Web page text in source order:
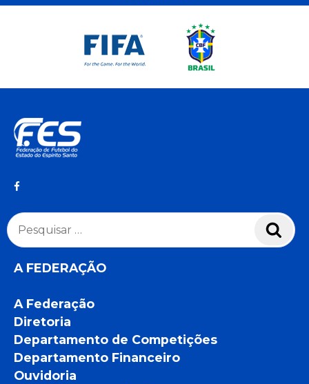
Pesquisar
por:
A FEDERAÇÃO
A Federação
Diretoria
Departamento de Competições
Departamento Financeiro
Ouvidoria